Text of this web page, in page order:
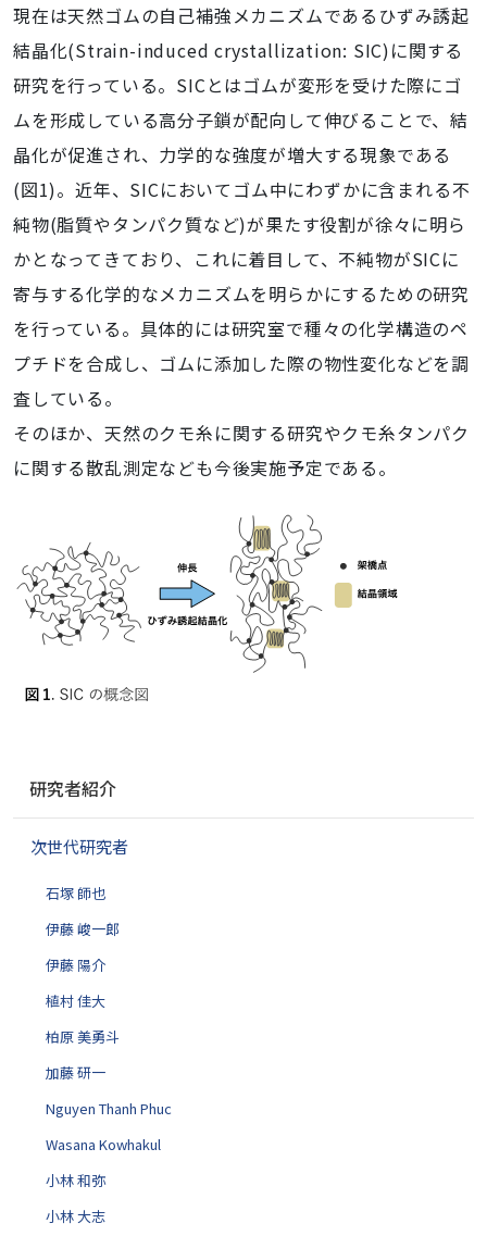
現在は天然ゴムの自己補強メカニズムであるひずみ誘起
結晶化(Strain-induced crystallization: SIC)に関する
研究を行っている。SICとはゴムが変形を受けた際にゴ
ムを形成している高分子鎖が配向して伸びることで、結
晶化が促進され、力学的な強度が増大する現象である
(図1)。近年、SICにおいてゴム中にわずかに含まれる不
純物(脂質やタンパク質など)が果たす役割が徐々に明ら
かとなってきており、これに着目して、不純物がSICに
寄与する化学的なメカニズムを明らかにするための研究
を行っている。具体的には研究室で種々の化学構造のペ
プチドを合成し、ゴムに添加した際の物性変化などを調
査している。
そのほか、天然のクモ糸に関する研究やクモ糸タンパク
に関する散乱測定なども今後実施予定である。
ゲ
研究者紹介
次世代研究者
石塚 師也
伊藤 峻一郎
伊藤 陽介
植村 佳大
柏原 美勇斗
加藤 研一
Nguyen Thanh Phuc
Wasana Kowhakul
小林 和弥
小林 大志